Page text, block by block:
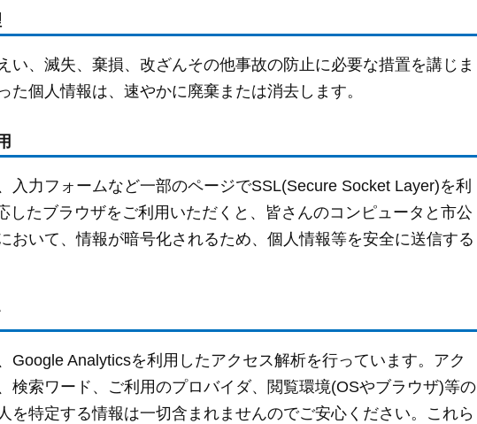
い、滅失、棄損、改ざんその他事故の防止に必要な措置を講じま
た個人情報は、速やかに廃棄または消去します。
入力フォームなど一部のページでSSL(Secure Socket Layer)を利
したブラウザをご利用いただくと、皆さんのコンピュータと市公
おいて、情報が暗号化されるため、個人情報等を安全に送信する
Google Analyticsを利用したアクセス解析を行っています。アク
検索ワード、ご利用のプロバイダ、閲覧環境(OSやブラウザ)等の
を特定する情報は一切含まれませんのでご安心ください。これら